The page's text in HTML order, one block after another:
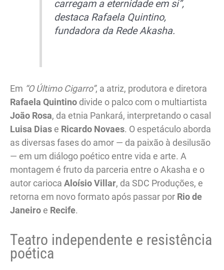
carregam a eternidade em si”,
destaca Rafaela Quintino,
fundadora da Rede Akasha.
Em “O Último Cigarro”, a atriz, produtora e diretora
Rafaela Quintino divide o palco com o multiartista
João Rosa, da etnia Pankará, interpretando o casal
Luisa Dias e Ricardo Novaes. O espetáculo aborda
as diversas fases do amor — da paixão à desilusão
— em um diálogo poético entre vida e arte. A
montagem é fruto da parceria entre o Akasha e o
autor carioca Aloísio Villar, da SDC Produções, e
retorna em novo formato após passar por Rio de
Janeiro e Recife.
Teatro independente e resistência
poética